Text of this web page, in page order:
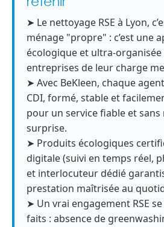
➤ Le nettoyage RSE à Lyon,
ménage "propre" : c’est une
écologique et ultra-
entreprises de leur charge
➤ Avec BeKleen, chaque
CDI, formé, stable et
pour un service fiable et sans
surprise.
➤ Produits écologiques
digitale (suivi en temps réel,
et interlocuteur dédié
prestation maîtrisée au
➤ Un vrai engagement RSE
faits : absence de